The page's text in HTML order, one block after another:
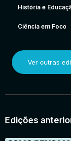
História e
Ciência em Foco
Ver outras
Edições